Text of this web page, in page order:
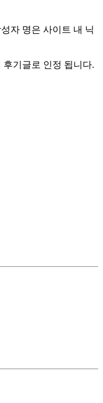
자 명은 사이트 내 닉
기글로 인정 됩니다.